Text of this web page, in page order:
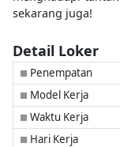
sekarang juga!
Detail Loker
■ Penempatan
■ Model Kerja
■ Waktu Kerja
■ Hari Kerja